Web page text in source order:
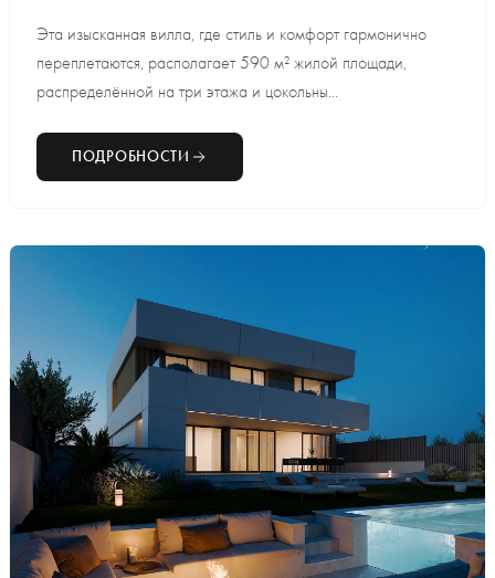
Эта изысканная вилла, где стиль и комфорт гармонично
переплетаются, располагает 590 м² жилой площади,
распределённой на три этажа и цокольны...
ПОДРОБНОСТИ